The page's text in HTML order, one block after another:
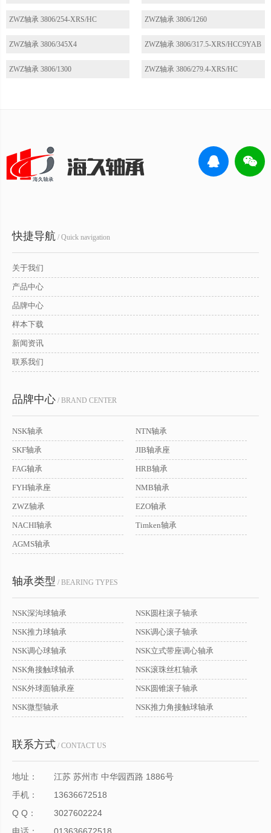
ZWZ轴承 3806/254-XRS/HC ZWZ轴承 3806/1260
ZWZ轴承 3806/345X4 ZWZ轴承 3806/317.5-XRS/HCC9YAB
ZWZ轴承 3806/1300 ZWZ轴承 3806/279.4-XRS/HC
快捷导航 / Quick navigation
关于我们
产品中心
品牌中心
样本下载
新闻资讯
联系我们
品牌中心 / BRAND CENTER
NSK轴承 NTN轴承
SKF轴承 JIB轴承座
FAG轴承 HRB轴承
FYH轴承座 NMB轴承
ZWZ轴承 EZO轴承
NACHI轴承 Timken轴承
AGMS轴承
轴承类型 / BEARING TYPES
NSK深沟球轴承 NSK圆柱滚子轴承
NSK推力球轴承 NSK调心滚子轴承
NSK调心球轴承 NSK立式带座调心轴承
NSK角接触球轴承 NSK滚珠丝杠轴承
NSK外球面轴承座 NSK圆锥滚子轴承
NSK微型轴承 NSK推力角接触球轴承
联系方式 / CONTACT US
地址：
江苏 苏州市 中华园西路 1886号
手机：
13636672518
Q Q：
3027602224